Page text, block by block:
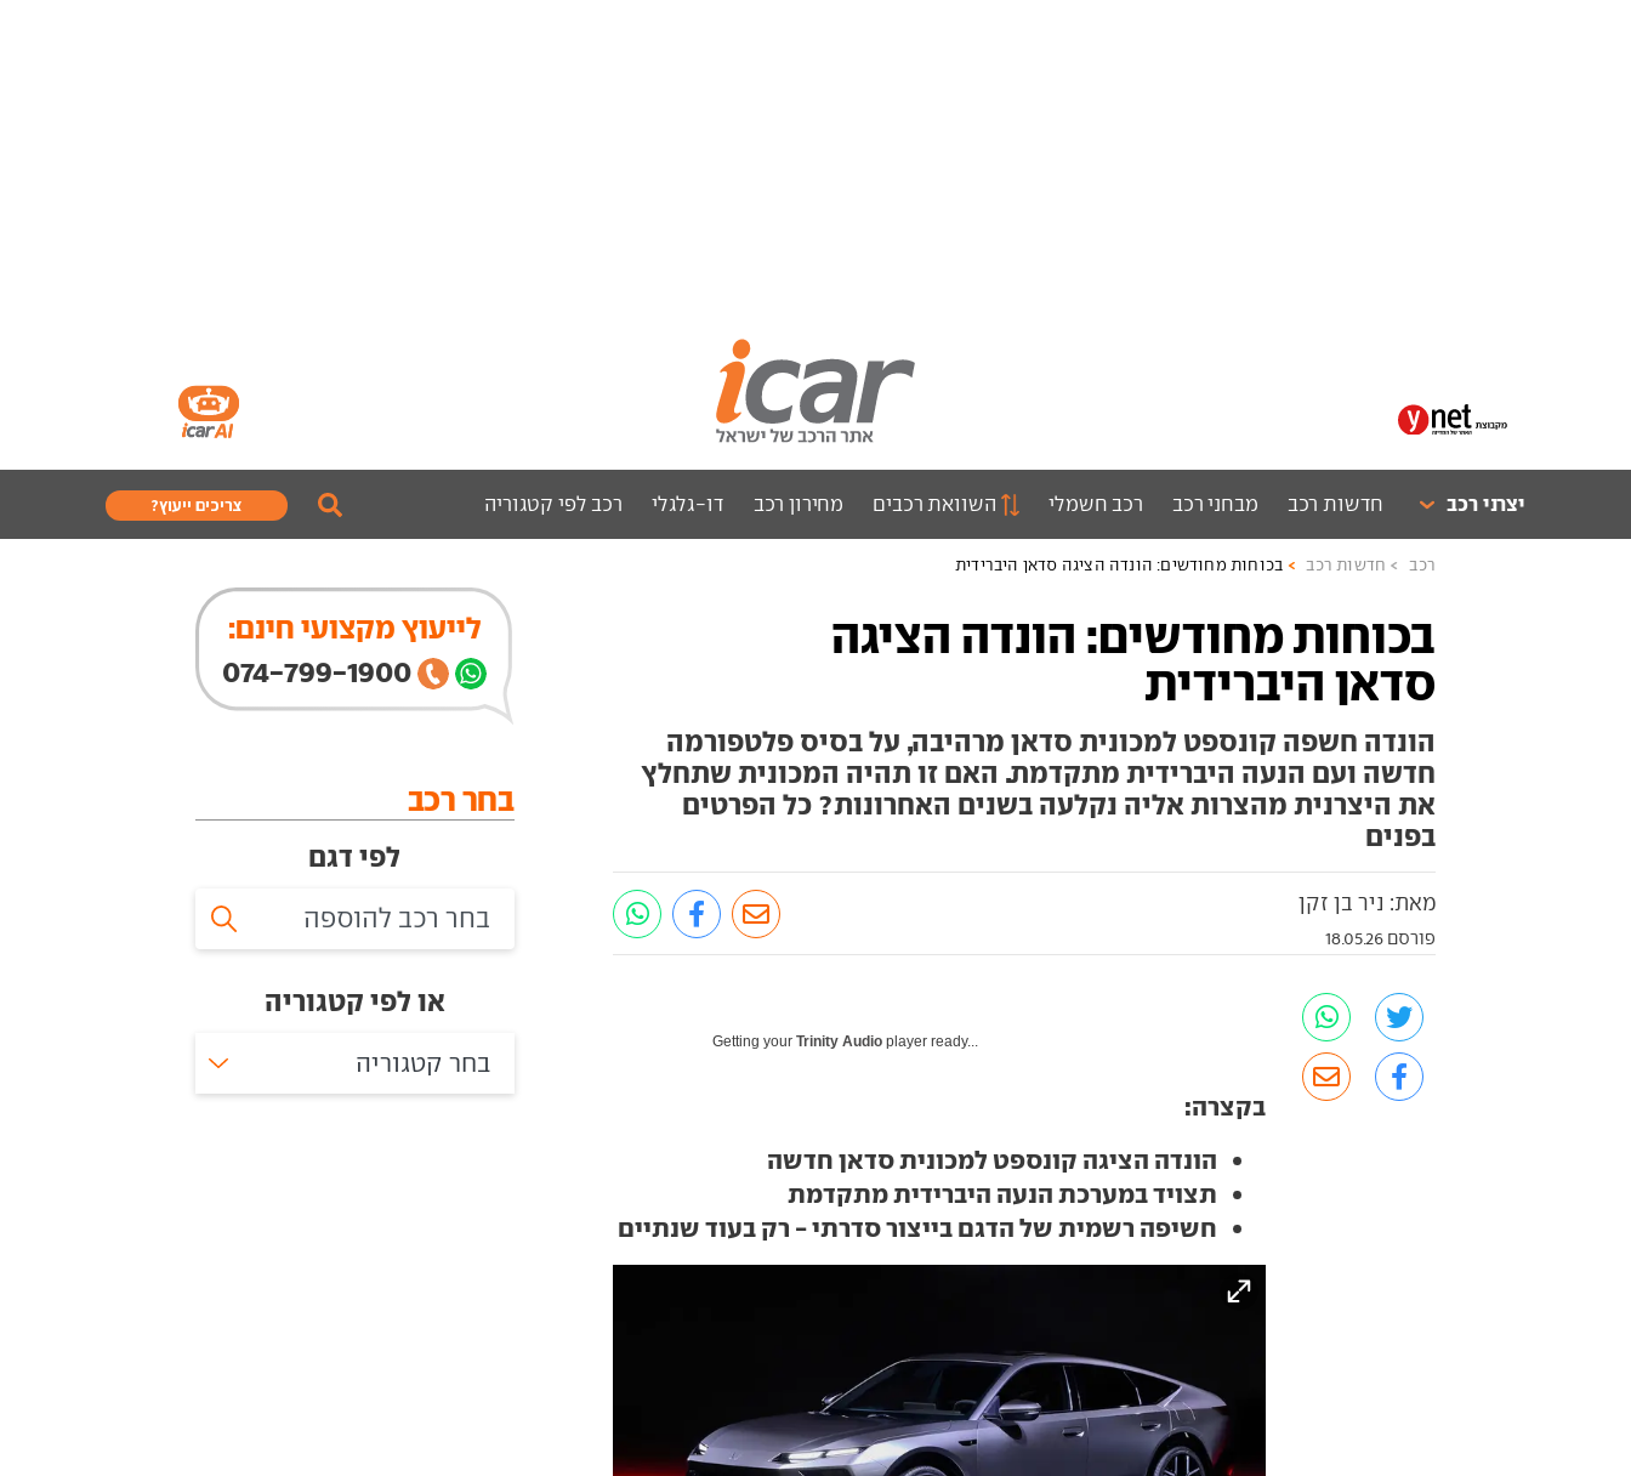
יצרני רכב חדשות רכב מבחני רכב רכב חשמלי השוואת רכבים מחירון רכב דו-גלגלי רכב לפי קטגוריה צריכים ייעוץ?
רכב חדשות רכב בכוחות מחודשים: הונדה הציגה סדאן היברידית
בכוחות מחודשים: הונדה הציגה
סדאן היברידית
הונדה חשפה קונספט למכונית סדאן מרהיבה, על בסיס פלטפורמה
חדשה ועם הנעה היברידית מתקדמת. האם זו תהיה המכונית שתחלץ
את היצרנית מהצרות אליה נקלעה בשנים האחרונות? כל הפרטים
בפנים
מאת: ניר בן זקן
פורסם 18.05.26
Getting yourTrinity Audio player ready...
בקצרה:
הונדה הציגה קונספט למכונית סדאן חדשה
תצויד במערכת הנעה היברידית מתקדמת
חשיפה רשמית של הדגם בייצור סדרתי - רק בעוד שנתיים
לייעוץ מקצועי חינם:
074-799-1900
בחר רכב
לפי דגם
או לפי קטגוריה
בחר קטגוריה